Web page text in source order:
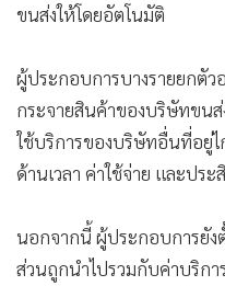
ขนส่งให้โดยอัตโนมัติ
ผู้ประกอบการบางรายยกตัว
กระจายสินค้าของบริษัทขน
ใช้บริการของบริษัทอื่นที่อยู่
ด้านเวลา ค่าใช้จ่าย และปร
นอกจากนี้ ผู้ประกอบการยัง
ส่วนถูกนำไปรวมกับค่าบริก